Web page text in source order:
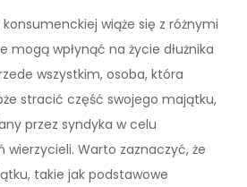
konsumenckiej wiąże się z różnymi
mogą wpłynąć na życie dłużnika
wszystkim, osoba, która
stracić część swojego majątku,
przez syndyka w celu
wierzycieli. Warto zaznaczyć, że
takie jak podstawowe